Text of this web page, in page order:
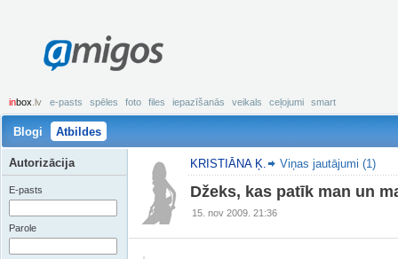
amigos
inbox .lv e-pasts spēles foto files iepazīšanās veikals ceļojumi smart
Blogi Atbildes
KRISTIĀNA Ķ. Viņas jautājumi (1)
Džeks, kas patīk man un
15. nov 2009. 21:36
Autorizācija
E-pasts
Parole